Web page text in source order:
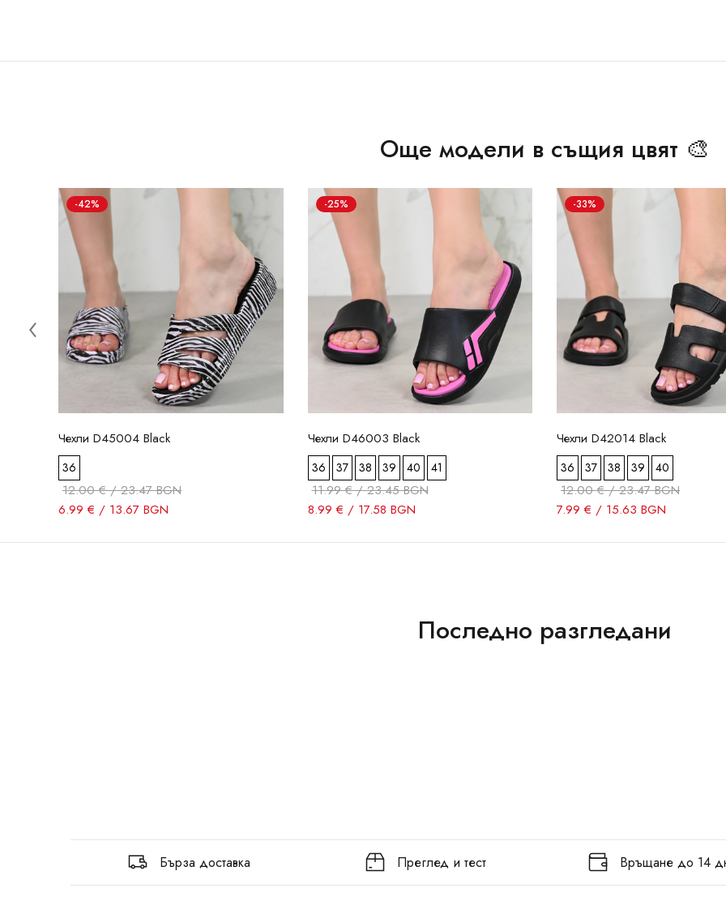
Още модели в същия цвят 🎨
-42%
Чехли D45004 Black
36
12.00 € / 23.47 BGN
6.99 € / 13.67 BGN
-25%
Чехли D46003 Black
36 37 38 39 40 41
11.99 € / 23.45 BGN
8.99 € / 17.58 BGN
-33%
Чехли D42014 Black
36 37 38 39 40
12.00 € / 23.47 BGN
7.99 € / 15.63 BGN
Последно разгледани
Бърза доставка Преглед и тест Връщане до 14